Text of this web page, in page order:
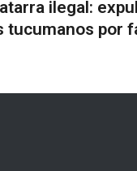
ilegal:
tucumanos por